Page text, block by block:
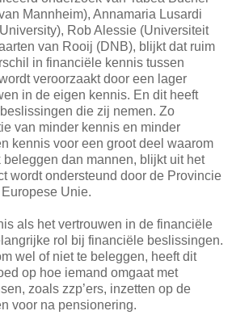
Mannheim), Annamaria Lusardi
Rob Alessie (Universiteit
van Rooij (DNB), blijkt dat ruim
in financiële kennis tussen
veroorzaakt door een lager
in de eigen kennis. En dit heeft
die zij nemen. Zo
van minder kennis en minder
kennis voor een groot deel waarom
dan mannen, blijkt uit het
wordt ondersteund door de Provincie
Unie.
als het vertrouwen in de financiële
rol bij financiële beslissingen.
wel of niet te beleggen, heeft dit
op hoe iemand omgaat met
zoals zzp’ers, inzetten op de
voor na pensionering.